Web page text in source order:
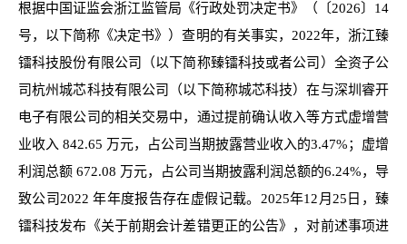
根据中国证监会浙江监管局《行政处罚决定书》（〔2026〕14
号，以下简称《决定书》）查明的有关事实，2022年，浙江臻
镭科技股份有限公司（以下简称臻镭科技或者公司）全资子公
司杭州城芯科技有限公司（以下简称城芯科技）在与深圳睿开
电子有限公司的相关交易中，通过提前确认收入等方式虚增营
业收入 842.65 万元，占公司当期披露营业收入的3.47%；虚增
利润总额 672.08 万元，占公司当期披露利润总额的6.24%，导
致公司2022 年年度报告存在虚假记载。2025年12月25日，臻
镭科技发布《关于前期会计差错更正的公告》，对前述事项进